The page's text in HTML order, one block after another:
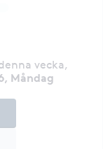
vecka,
Måndag